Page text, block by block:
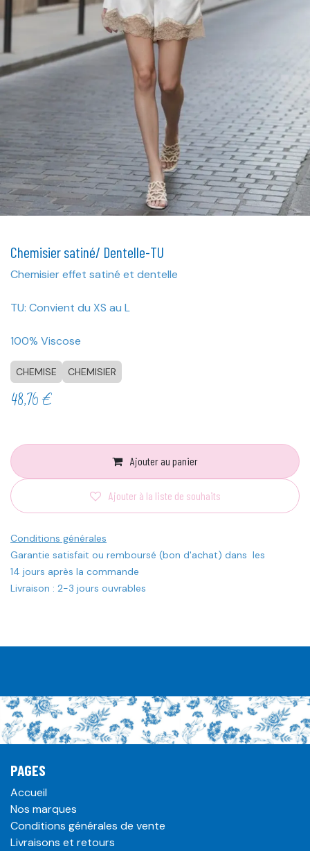
Chemisier satiné/ Dentelle-TU
Chemisier effet satiné et dentelle
TU: Convient du XS au L
100% Viscose
CHEMISE CHEMISIER
48,76€
Ajouter au panier
Ajouter à la liste de souhaits
Conditions générales
Garantie satisfait ou remboursé (bon d'achat) dans les
14 jours après la commande
Livraison : 2-3 jours ouvrables
PAGES
Accueil
Nos marques
Conditions générales de vente
Livraisons et retours